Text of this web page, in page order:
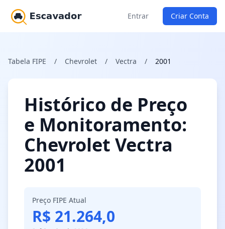
Entrar Criar Conta
Tabela FIPE / Chevrolet / Vectra / 2001
Histórico de Preço
e Monitoramento:
Chevrolet Vectra
2001
Preço FIPE Atual
R$ 21.264,0